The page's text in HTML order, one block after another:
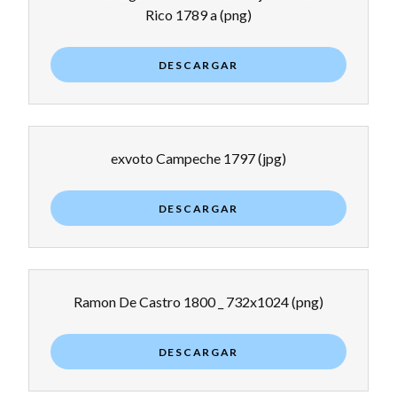
Rico 1789 a(png)
DESCARGAR
exvoto Campeche 1797(jpg)
DESCARGAR
Ramon De Castro 1800 _ 732x1024(png)
DESCARGAR